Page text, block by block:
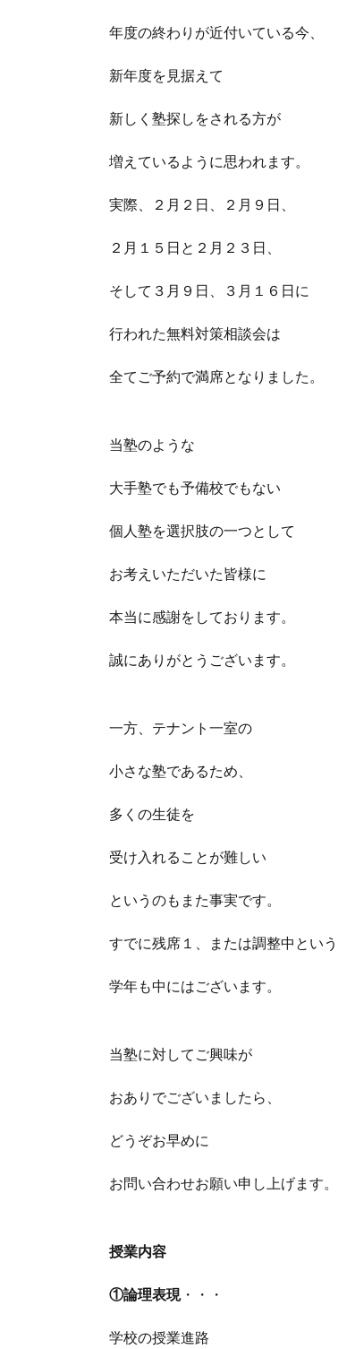
年度の終わりが近付いている今、
新年度を見据えて
新しく塾探しをされる方が
増えているように思われます。
実際、２月２日、２月９日、
２月１５日と２月２３日、
そして３月９日、３月１６日に
行われた無料対策相談会は
全てご予約で満席となりました。
当塾のような
大手塾でも予備校でもない
個人塾を選択肢の一つとして
お考えいただいた皆様に
本当に感謝をしております。
誠にありがとうございます。
一方、テナント一室の
小さな塾であるため、
多くの生徒を
受け入れることが難しい
というのもまた事実です。
すでに残席１、または調整中という
学年も中にはございます。
当塾に対してご興味が
おありでございましたら、
どうぞお早めに
お問い合わせお願い申し上げます。
授業内容
①論理表現・・・
学校の授業進路